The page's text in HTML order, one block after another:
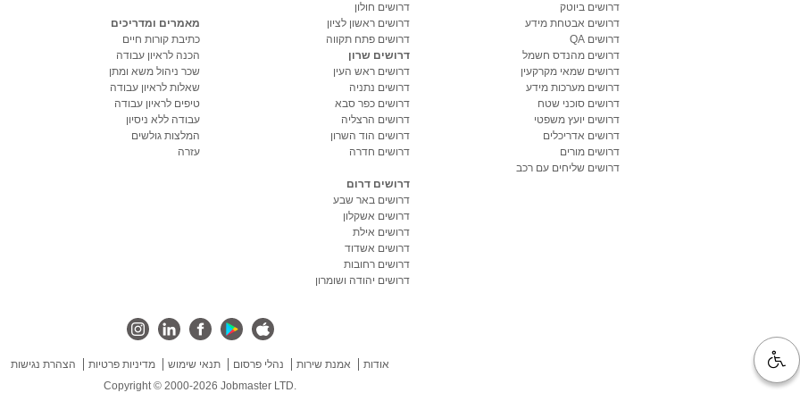
דרושים ביוטק
דרושים אבטחת מידע
דרושים QA
דרושים מהנדס חשמל
דרושים שמאי מקרקעין
דרושים מערכות מידע
דרושים סוכני שטח
דרושים יועץ משפטי
דרושים אדריכלים
דרושים מורים
דרושים שליחים עם רכב
דרושים חולון
דרושים ראשון לציון
דרושים פתח תקווה
דרושים שרון
דרושים ראש העין
דרושים נתניה
דרושים כפר סבא
דרושים הרצליה
דרושים הוד השרון
דרושים חדרה
דרושים דרום
דרושים באר שבע
דרושים אשקלון
דרושים אילת
דרושים אשדוד
דרושים רחובות
דרושים יהודה ושומרון
מאמרים ומדריכים
כתיבת קורות חיים
הכנה לראיון עבודה
שכר ניהול משא ומתן
שאלות לראיון עבודה
טיפים לראיון עבודה
עבודה ללא ניסיון
המלצות גולשים
עזרה
אודות אמנת שירות נהלי פרסום תנאי שימוש מדיניות פרטיות
הצהרת נגישות
Copyright © 2000-2026 Jobmaster LTD.